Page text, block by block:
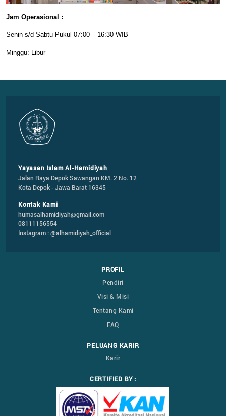
Jam Operasional :
Senin s/d Sabtu Pukul 07:00 – 16:30 WIB
Minggu: Libur
Yayasan Islam Al-Hamidiyah
Jalan Raya Depok Sawangan KM. 2 No. 12
Kota Depok - Jawa Barat 16345
Kontak Kami
humasalhamidiyah@gmail.com
08111156554
Instagram : @alhamidiyah_official
PROFIL
Pendiri
Visi & Misi
Tentang Kami
FAQ
PELUANG KARIR
Karir
CERTIFIED BY :